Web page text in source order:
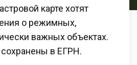
карте хотят
о режимных,
важных объектах.
в ЕГРН.